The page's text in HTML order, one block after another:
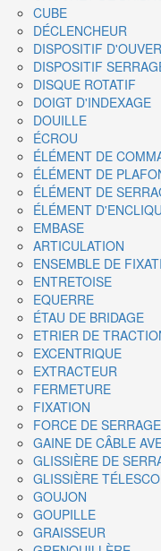
CUBE
DÉCLENCHEUR
DISPOSITIF
DISPOSITIF
DISQUE ROTATIF
DOIGT D'INDEXAGE
DOUILLE
ÉCROU
ÉLÉMENT DE
ÉLÉMENT DE
ÉLÉMENT DE
ÉLÉMENT
EMBASE
ARTICULATION
ENSEMBLE DE
ENTRETOISE
EQUERRE
ÉTAU DE BRIDAGE
ETRIER DE
EXCENTRIQUE
EXTRACTEUR
FERMETURE
FIXATION
FORCE DE SERRAGE
GAINE DE CÂBLE
GLISSIÈRE DE
GLISSIÈRE
GOUJON
GOUPILLE
GRAISSEUR